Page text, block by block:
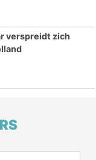
verspreidt zich